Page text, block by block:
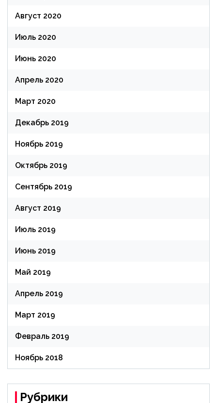
Август 2020
Июль 2020
Июнь 2020
Апрель 2020
Март 2020
Декабрь 2019
Ноябрь 2019
Октябрь 2019
Сентябрь 2019
Август 2019
Июль 2019
Июнь 2019
Май 2019
Апрель 2019
Март 2019
Февраль 2019
Ноябрь 2018
Рубрики